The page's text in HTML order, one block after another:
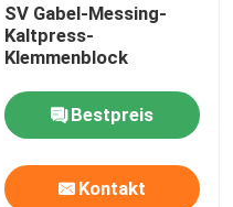
SV Gabel-Messing-
Kaltpress-
Klemmenblock
Bestpreis
Kontakt